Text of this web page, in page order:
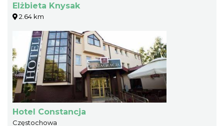
Elżbieta Knysak
2.64 km
Hotel Constancja
Częstochowa